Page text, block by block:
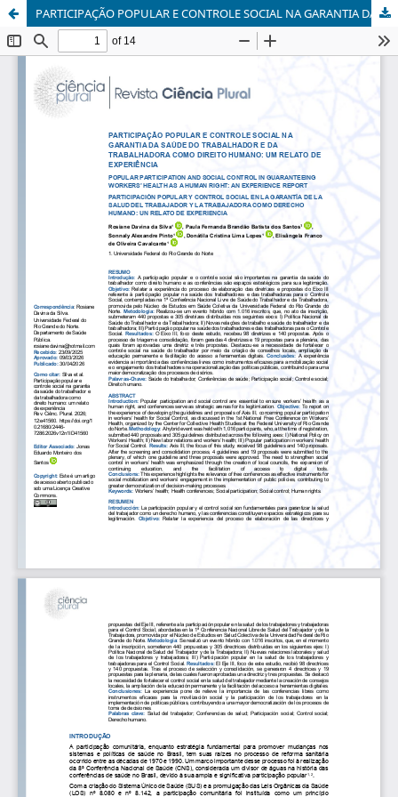
PARTICIPAÇÃO POPULAR E CONTROLE SOCIAL NA GARANTIA DA SAÚDE DO TRABALHADOR E DA TRABALHADORA COMO DIREITO HUMANO: UM RELATO DE EXPERIÊNCIA